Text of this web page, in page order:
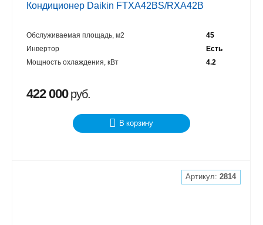
Кондиционер Daikin FTXA42BS/RXA42B
Обслуживаемая площадь, м2
45
Инвертор
Есть
Мощность охлаждения, кВт
4.2
422 000руб.
В корзину
Артикул:2814